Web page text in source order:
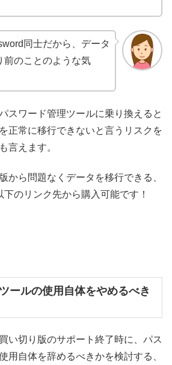
同士だから、データ
前のことのような気
スワード管理ツールに乗り換えると
正常に移行できないと言うリスクを
言えます。
から問題なくデータを移行できる、
のリンク先から購入可能です！
ールの使用自体をやめるべき
い切り版のサポート終了時に、パス
用自体を辞めるべきかを検討する、